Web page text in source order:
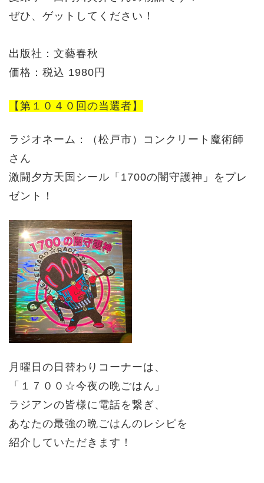
ぜひ、 ゲットしてください！
出版社： 文藝春秋
価格：税込 1980円
【第１０４０回の当選者】
ラジオネーム：（松戸市） コンクリート魔術師
さん
激闘夕方天国シール「1700の闇守護神」をプレ
ゼント！
月曜日の日替わりコーナーは、
「１７００☆今夜の晩ごはん」
ラジアンの皆様に電話を繋ぎ、
あなたの最強の晩ごはんのレシピを
紹介していただきます！